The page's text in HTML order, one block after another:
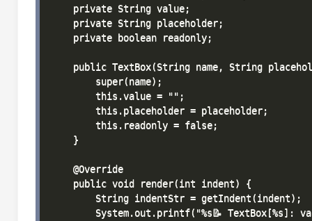
    private String value;
    private String placeholder;
    private boolean readonly;
public TextBox(String name, String
        super(name);
        this.value = "";
        this.placeholder = placeholder;
        this.readonly = false;
    }
    @Override
    public void render(int indent) {
        String indentStr = getIndent(indent);
System.out.printf("%s📝 TextBox[%s]: